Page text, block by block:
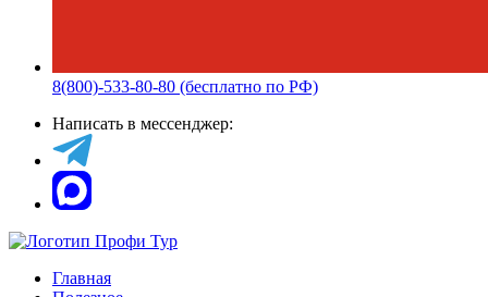
8(800)-533-80-80 (бесплатно по РФ)
Написать в мессенджер:
Главная